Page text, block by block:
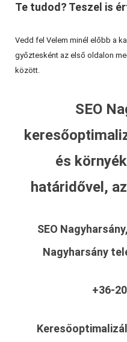
Te tudod? Teszel is
Vedd fel Velem minél előbb a
győztesként az első oldalon
között.
SEO
és
határidővel,
SEO
Nagyharsány
+36-